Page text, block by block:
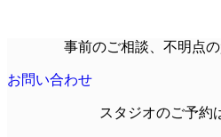
事前のご相談、不明点
お問い合わせ
スタジオのご予約